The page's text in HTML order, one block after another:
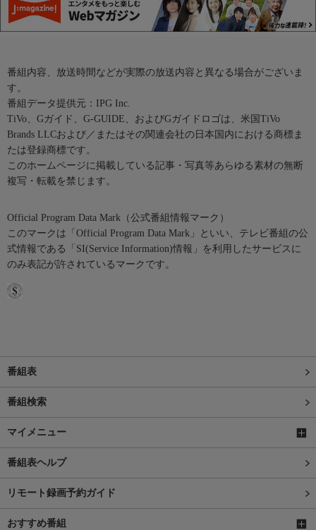
番組内容、放送時間などが実際の放送内容と異なる場合がございま
す。
番組データ提供元：IPG Inc.
TiVo、Gガイド、G-GUIDE、およびGガイドロゴは、米国TiVo
Brands LLCおよび／またはその関連会社の日本国内における商標ま
たは登録商標です。
このホームページに掲載している記事・写真等あらゆる素材の無断
複写・転載を禁じます。
Official Program Data Mark（公式番組情報マーク）
このマークは「Official Program Data Mark」といい、テレビ番組の公
式情報である「SI(Service Information)情報」を利用したサービスに
のみ表記が許されているマークです。
番組表
番組検索
マイメニュー
番組表ヘルプ
リモート録画予約ガイド
おすすめ番組